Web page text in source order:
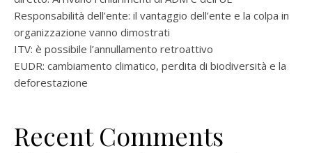
Responsabilità dell’ente: il vantaggio dell’ente e la colpa in
organizzazione vanno dimostrati
ITV: è possibile l’annullamento retroattivo
EUDR: cambiamento climatico, perdita di biodiversità e la
deforestazione
Recent Comments